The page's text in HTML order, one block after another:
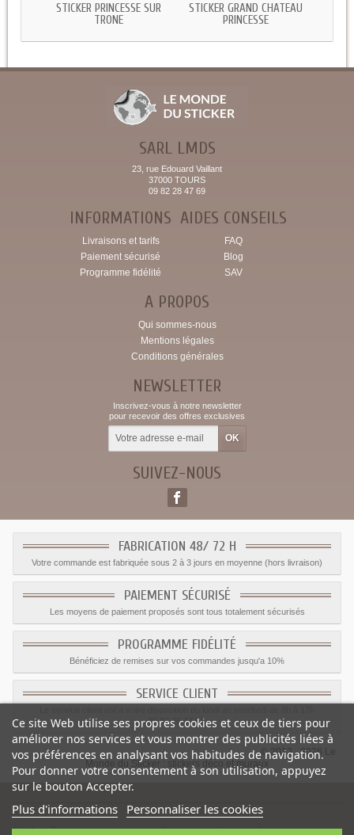
STICKER PRINCESSE SUR
TRONE
STICKER GRAND CHATEAU
PRINCESSE
SARL LMDS
23, rue Edouard Vaillant
37000 TOURS
09 82 28 47 69
INFORMATIONS
Livraisons et tarifs
Paiement sécurisé
Programme fidélité
AIDES CONSEILS
FAQ
Blog
SAV
A PROPOS
Qui sommes-nous
Mentions légales
Conditions générales
NEWSLETTER
Inscrivez-vous à notre newsletter
pour recevoir des offres exclusives
SUIVEZ-NOUS
FABRICATION 48/ 72 H
Votre commande est fabriquée sous 2 à 3 jours en moyenne (hors livraison)
PAIEMENT SÉCURISÉ
Les moyens de paiement proposés sont tous totalement sécurisés
PROGRAMME FIDÉLITÉ
Bénéficiez de remises sur vos commandes jusqu'a 10%
SERVICE CLIENT
09.82.28.47.69.
© 2012 - 2026 Le
Monde du Sticker :
stickers déco et muraux
Sticker Texte rose princesse-Catégorie:Stickers Chateau princesse
Ce site Web utilise ses propres cookies et ceux de tiers pour
améliorer nos services et vous montrer des publicités liées à
vos préférences en analysant vos habitudes de navigation.
Pour donner votre consentement à son utilisation, appuyez
sur le bouton Accepter.
Plus d'informations Personnaliser les cookies